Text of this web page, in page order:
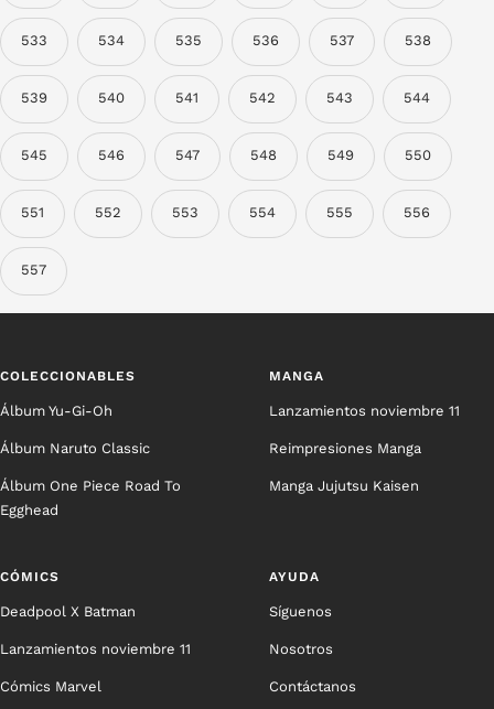
533 534 535 536 537 538
539 540 541 542 543 544
545 546 547 548 549 550
551 552 553 554 555 556
557
COLECCIONABLES
Álbum Yu-Gi-Oh
Álbum Naruto Classic
Álbum One Piece Road To
Egghead
MANGA
Lanzamientos noviembre 11
Reimpresiones Manga
Manga Jujutsu Kaisen
CÓMICS
Deadpool X Batman
Lanzamientos noviembre 11
Cómics Marvel
AYUDA
Síguenos
Nosotros
Contáctanos